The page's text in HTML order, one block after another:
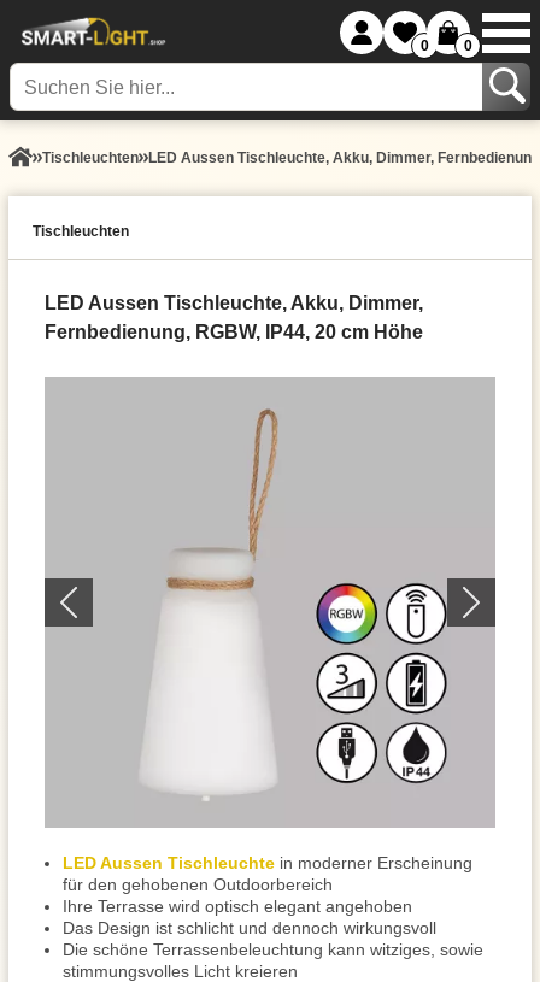
0 0
Tisch­leuchten LED Aussen Tischleuchte, Akku, Dimmer,
Tisch­leuchten
LED Aussen Tischleuchte, Akku, Dimmer,
Fernbedienung, RGBW, IP44, 20 cm Höhe
LED Aussen Tischleuchte in moderner Erscheinung
für den gehobenen Outdoorbereich
Ihre Terrasse wird optisch elegant angehoben
Das Design ist schlicht und dennoch wirkungsvoll
Die schöne Terrassenbeleuchtung kann witziges, sowie
stimmungsvolles Licht kreieren